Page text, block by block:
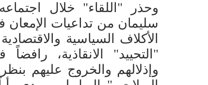
وحذر "اللقاء" خلال
سليمان من تداعيات الإمعان
الأكلاف السياسية
"التحييد" الانقاذية،
وإذلالهم والخروج عليهم